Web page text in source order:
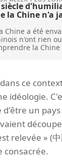
siècle
la Chine n'a
Chine a été
n'ont rien
la
ce
idéologie.
d'être un
relevée » (
consacrée.